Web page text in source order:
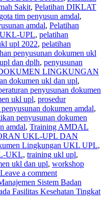
Sakit, Pelatihan DIKLAT
tim penyusun amdal,
amdal, Pelatihan
UKL-UPL, pelatihan
upl 2022, pelatihan
penyusunan dokumen ukl
dan dplh, penyusunan
LINGKUNGAN
dokumen ukl dan upl,
penyusunan dokumen
ukl upl, prosedur
penyusunan dokumen amdal,
penyusunan dokumen
amdal, Training AMDAL
UKL-UPL DAN
Lingkungan UKL UPL,
UKL, training ukl upl,
ukl dan upl, workshop
Leave a comment
Sistem Badan
Fasilitas Kesehatan Tingkat